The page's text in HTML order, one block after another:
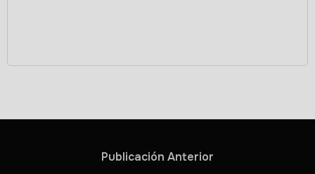
Publicación Anterior